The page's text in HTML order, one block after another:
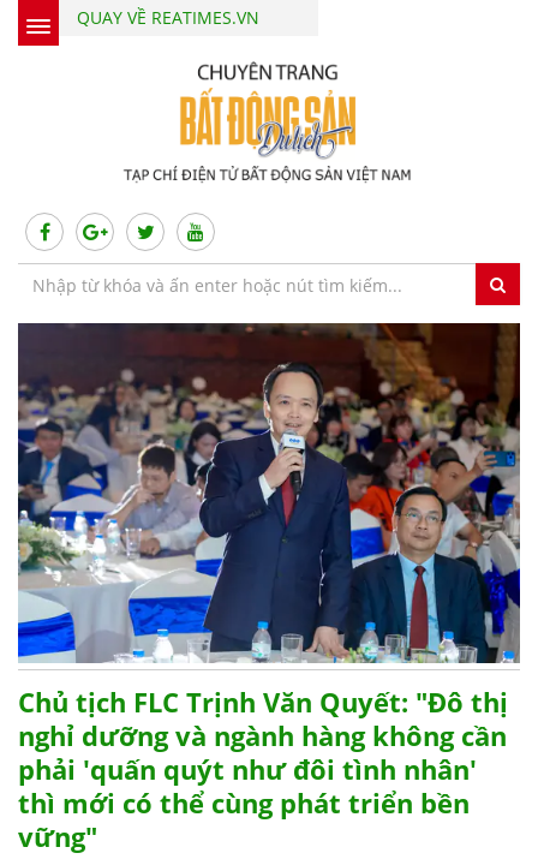
QUAY VỀ REATIMES.VN
Chủ tịch FLC Trịnh Văn Quyết: "Đô thị
nghỉ dưỡng và ngành hàng không cần
phải 'quấn quýt như đôi tình nhân'
thì mới có thể cùng phát triển bền
vững"